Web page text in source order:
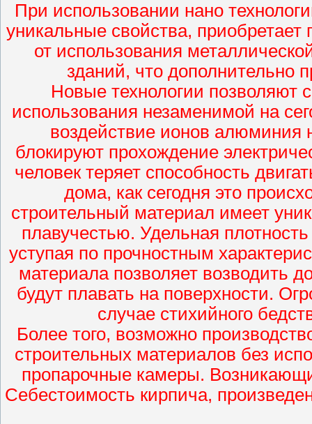
При использовании нано
уникальные свойства,
от использования
зданий, что дополнительно
Новые технологии позволяют
использования незаменимой на
воздействие ионов алюминия
блокируют прохождение
человек теряет способность
дома, как сегодня это
строительный материал имеет
плавучестью. Удельная
уступая по прочностным
материала позволяет возводить
будут плавать на поверхности.
случае стихийного
Более того, возможно
строительных материалов без
пропарочные камеры.
Себестоимость кирпича,